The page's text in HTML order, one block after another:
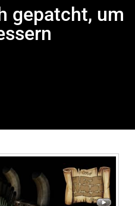
gepatcht, um